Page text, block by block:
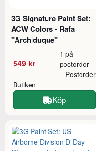
3G Signature Paint Set:
ACW Colors - Rafa
"Archiduque"
549 kr
1 på
postorder
Butiken
Postorder
Köp